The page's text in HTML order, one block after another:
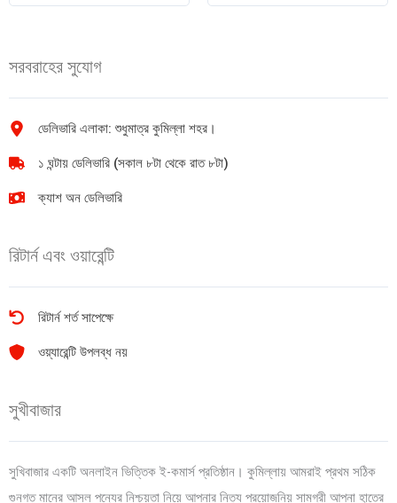
1
/
quantity
সরবরাহের সুযোগ
ডেলিভারি এলাকা: শুধুমাত্র কুমিল্লা শহর।
১ ঘন্টায় ডেলিভারি (সকাল ৮টা থেকে রাত ৮টা)
ক্যাশ অন ডেলিভারি
রিটার্ন এবং ওয়ারেন্টি
রিটার্ন শর্ত সাপেক্ষে
ওয়্যারেন্টি উপলব্ধ নয়
সুখীবাজার
সুখিবাজার একটি অনলাইন ভিত্তিক ই-কমার্স প্রতিষ্ঠান। কুমিল্লায় আমরাই প্রথম সঠিক
গুনগত মানের আসল পন্যের নিশ্চয়তা নিয়ে আপনার নিত্য প্রয়োজনিয় সামগ্রী আপনা হাতের